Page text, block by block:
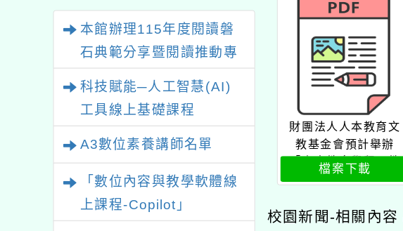
本館辦理115年度閱讀磐
石典範分享暨閱讀推動專
科技賦能─人工智慧(AI)
工具線上基礎課程
A3數位素養講師名單
「數位內容與教學軟體線
上課程-Copilot」
財團法人人本教育文
教基金會預計舉辦
「人本教育學程～教
學的哲學與實務」免
檔案下載
校園新聞-相關內容